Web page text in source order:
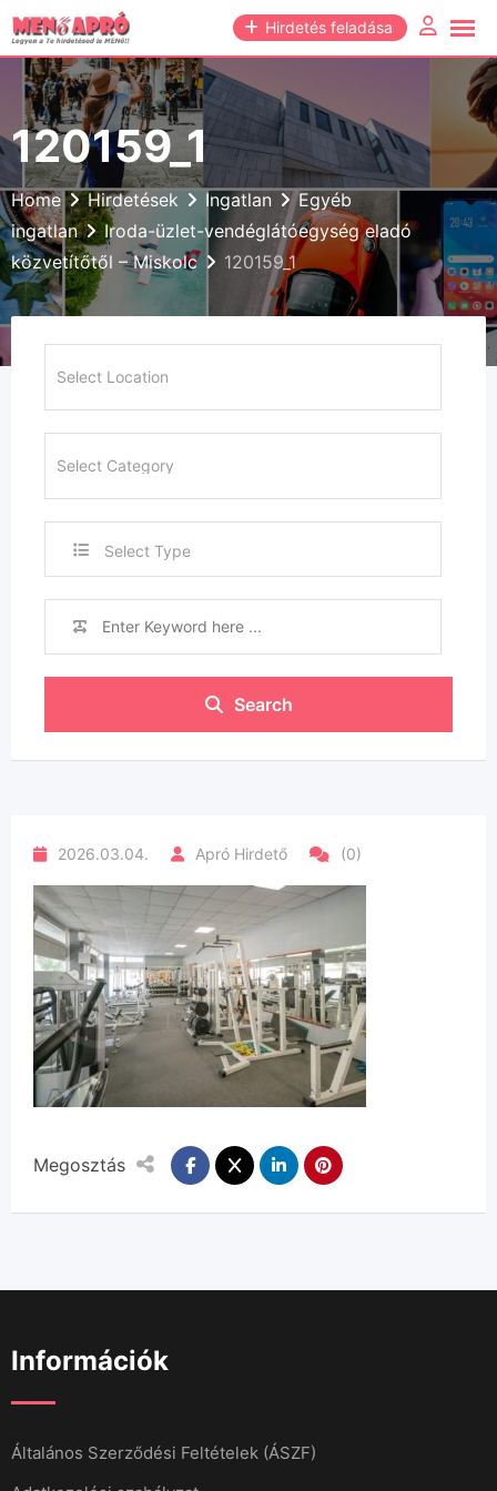
Skip
to
content
Hirdetés feladása
120159_1
Home Hirdetések Ingatlan
Egyéb
ingatlan
Iroda-üzlet-vendéglátóegység eladó
közvetítőtől – Miskolc
120159_1
Select Type
Search
2026.03.04. Apró Hirdető (0)
Megosztás
Információk
Általános Szerződési Feltételek (ÁSZF)